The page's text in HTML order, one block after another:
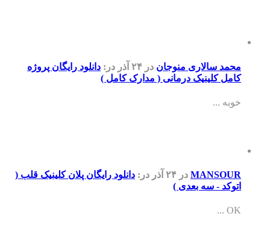
محمد سالاری منوجان در ۲۴ آذر در: دانلود رایگان پروژه
کامل کلینیک درمانی ( مدارک کامل )
خوبه ...
MANSOUR در ۲۴ آذر در: دانلود رایگان پلان کلینیک قلب (
اتوکد - سه بعدی )
OK ...